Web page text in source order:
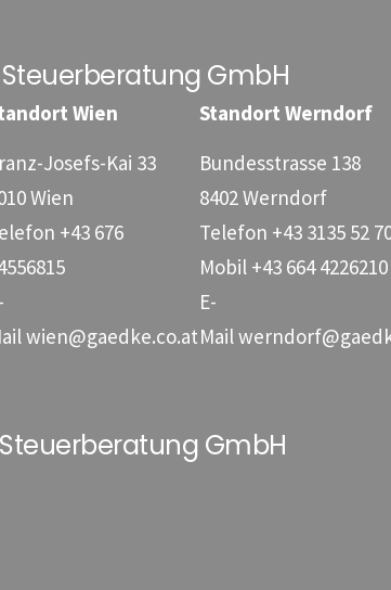
GmbH
Wien
Josefs-Kai 33
Wien
+43 676
wien@gaedke.co.at
Standort Werndorf
Bundesstrasse 138
8402 Werndorf
Telefon +43 3135 52
Mobil +43 664 4226210
E-
Mail
GmbH